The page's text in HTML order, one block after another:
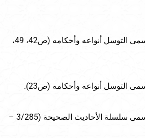
() الألباني، الكتاب المسمى التوسل أنواعه وأحكامه (ص42، 49،
التوسل أنواعه وأحكامه (ص23).
() الألباني، الكتاب المسمى سلسلة الأحاديث الصحيحة (3/285 –